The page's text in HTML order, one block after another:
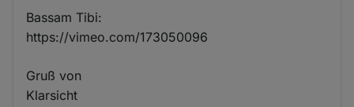
Bassam Tibi:
https://vimeo.com/173050096
Gruß von
Klarsicht